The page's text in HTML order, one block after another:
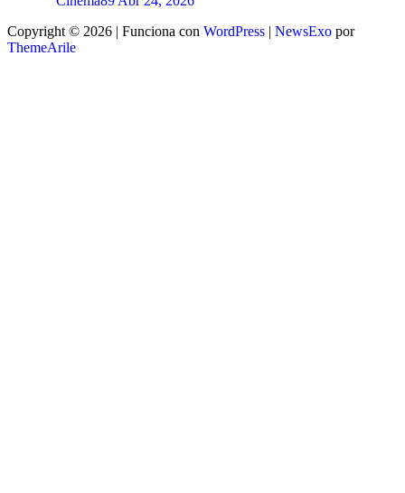
Copyright © 2026 | Funciona con WordPress | NewsExo por
ThemeArile